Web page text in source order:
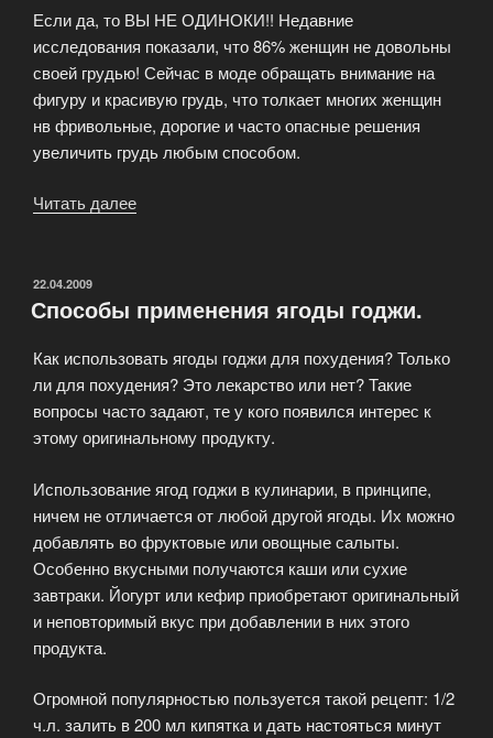
Если да, то ВЫ НЕ ОДИНОКИ!! Недавние
исследования показали, что 86% женщин не довольны
своей грудью! Сейчас в моде обращать внимание на
фигуру и красивую грудь, что толкает многих женщин
нв фривольные, дорогие и часто опасные решения
увеличить грудь любым способом.
Читать далее
ОПУБЛИКОВАНО
22.04.2009
Способы применения ягоды годжи.
Как использовать ягоды годжи для похудения? Только
ли для похудения? Это лекарство или нет? Такие
вопросы часто задают, те у кого появился интерес к
этому оригинальному продукту.
Использование ягод годжи в кулинарии, в принципе,
ничем не отличается от любой другой ягоды. Их можно
добавлять во фруктовые или овощные салыты.
Особенно вкусными получаются каши или сухие
завтраки. Йогурт или кефир приобретают оригинальный
и неповторимый вкус при добавлении в них этого
продукта.
Огромной популярностью пользуется такой рецепт: 1/2
ч.л. залить в 200 мл кипятка и дать настояться минут